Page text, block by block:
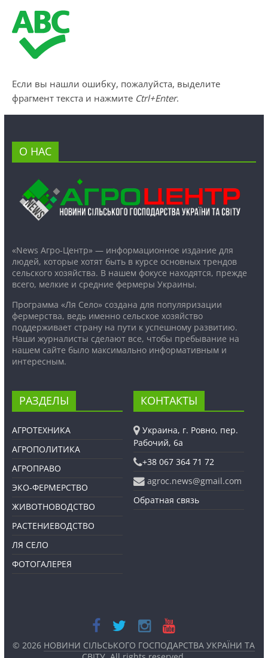
Если вы нашли ошибку, пожалуйста, выделите
фрагмент текста и нажмите Ctrl+Enter.
О НАС
«News Агро-Центр» — информационное издание для
людей, которые хотят быть в курсе основных трендов
сельского хозяйства. В нашем фокусе находятся, прежде
всего, мелкие и средние фермеры Украины.
Программа «Ля Село» создана для популяризации
фермерства, ведь именно сельское хозяйство
поддерживает страну на пути к успешному развитию.
Наши журналисты сделают все, чтобы пребывание на
нашем сайте было максимально информативным и
интересным.
РАЗДЕЛЫ
АГРОТЕХНИКА
АГРОПОЛИТИКА
АГРОПРАВО
ЭКО-ФЕРМЕРСТВО
ЖИВОТНОВОДСТВО
РАСТЕНИЕВОДСТВО
ЛЯ СЕЛО
ФОТОГАЛЕРЕЯ
КОНТАКТЫ
Украина, г. Ровно, пер.
Рабочий, 6а
+38 067 364 71 72
agroc.news@gmail.com
Обратная связь
© 2026 НОВИНИ СІЛЬСЬКОГО ГОСПОДАРСТВА УКРАЇНИ ТА